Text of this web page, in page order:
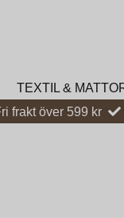
TEXTIL &
frakt över 599 kr